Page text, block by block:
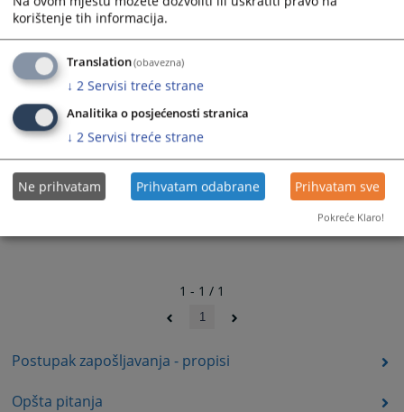
Postupak zapošljavanja - propisi
Opšta pitanja
1 - 1 / 1
1
korištenje tih informacija.
Translation(obavezna)
↓ 2 Servisi treće strane
Analitika o posjećenosti stranica
↓ 2 Servisi treće strane
Ne prihvatam Prihvatam odabrane Prihvatam sve
Pokreće Klaro!